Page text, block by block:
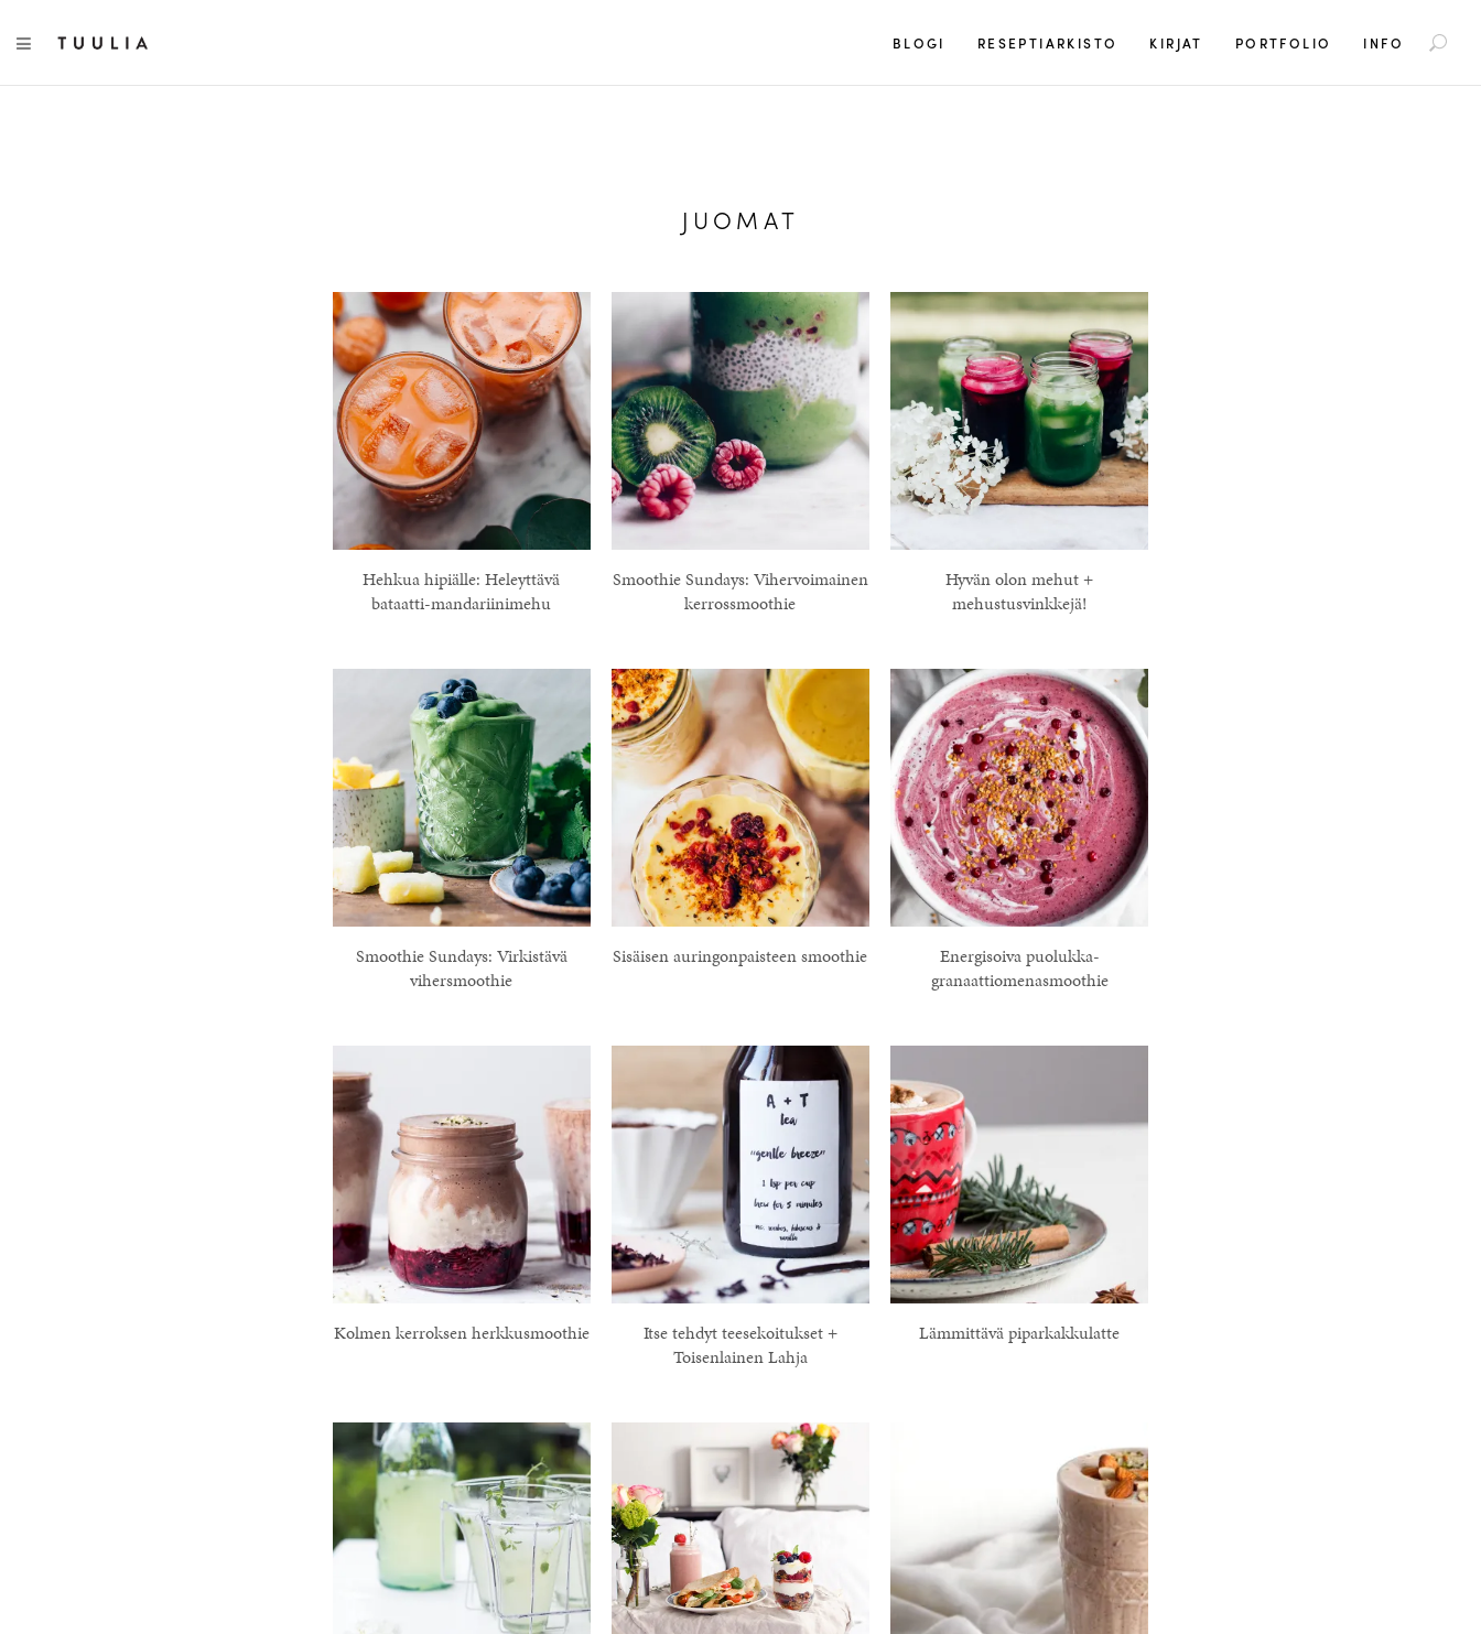
a
TOGGLE NAVIGATION BLOGI RESEPTIARKISTO KIRJAT PORTFOLIO INFO
JUOMAT
Hehkua hipiälle: Heleyttävä
bataatti-mandariinimehu
Smoothie Sundays: Vihervoimainen
kerrossmoothie
Hyvän olon mehut +
mehustusvinkkejä!
Smoothie Sundays: Virkistävä
vihersmoothie
Sisäisen auringonpaisteen smoothie
Energisoiva puolukka-
granaattiomenasmoothie
Kolmen kerroksen herkkusmoothie
Itse tehdyt teesekoitukset +
Toisenlainen Lahja
Lämmittävä piparkakkulatte